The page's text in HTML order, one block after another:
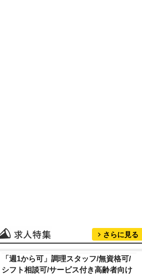
さらに見る
「週1から可」調理スタッフ/無資格可/
シフト相談可/サービス付き高齢者向け